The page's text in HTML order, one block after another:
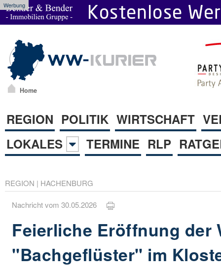
Werbung
Home
REGION POLITIK WIRTSCHAFT
LOKALES
TERMINE RLP
REGION | HACHENBURG
Nachricht vom 30.05.2026
Feierliche Eröffnung der
"Bachgeflüster" im